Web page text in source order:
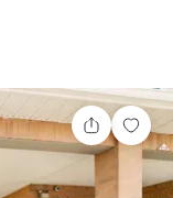
Teilen